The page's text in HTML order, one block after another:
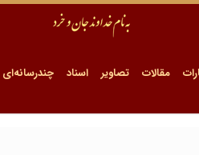
مقالات تصاویر اسناد چندرسانه‌ای